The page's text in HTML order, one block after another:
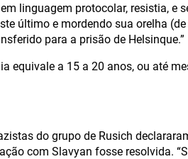
linguagem protocolar, resistia, e
último e mordendo sua orelha
para a prisão de Helsinque.”
equivale a 15 a 20 anos, ou até
do grupo de Rusich
com Slavyan fosse resolvida.